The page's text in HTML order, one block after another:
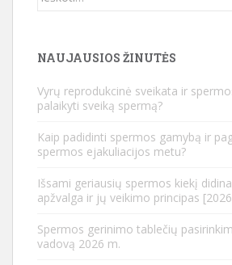
NAUJAUSIOS ŽINUTĖS
Vyrų reprodukcinė sveikata ir
palaikyti sveiką spermą?
Kaip padidinti spermos gamybą ir
spermos ejakuliacijos metu?
Išsami geriausių spermos kiekį
apžvalga ir jų veikimo principas
Spermos gerinimo tablečių
vadovą 2026 m.